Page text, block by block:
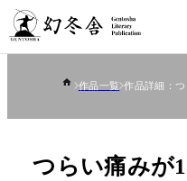
作品一覧 作品詳細：
つらい痛みが